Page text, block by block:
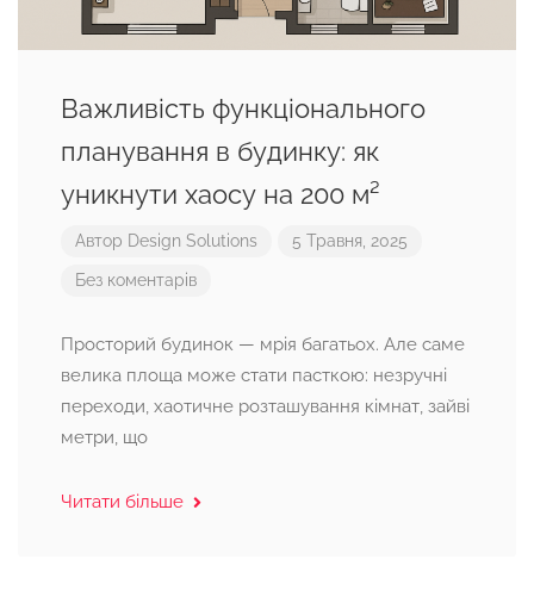
Важливість функціонального
планування в будинку: як
уникнути хаосу на 200 м²
Автор Design Solutions 5 Травня, 2025
Без коментарів
Просторий будинок — мрія багатьох. Але саме
велика площа може стати пасткою: незручні
переходи, хаотичне розташування кімнат, зайві
метри, що
Читати більше